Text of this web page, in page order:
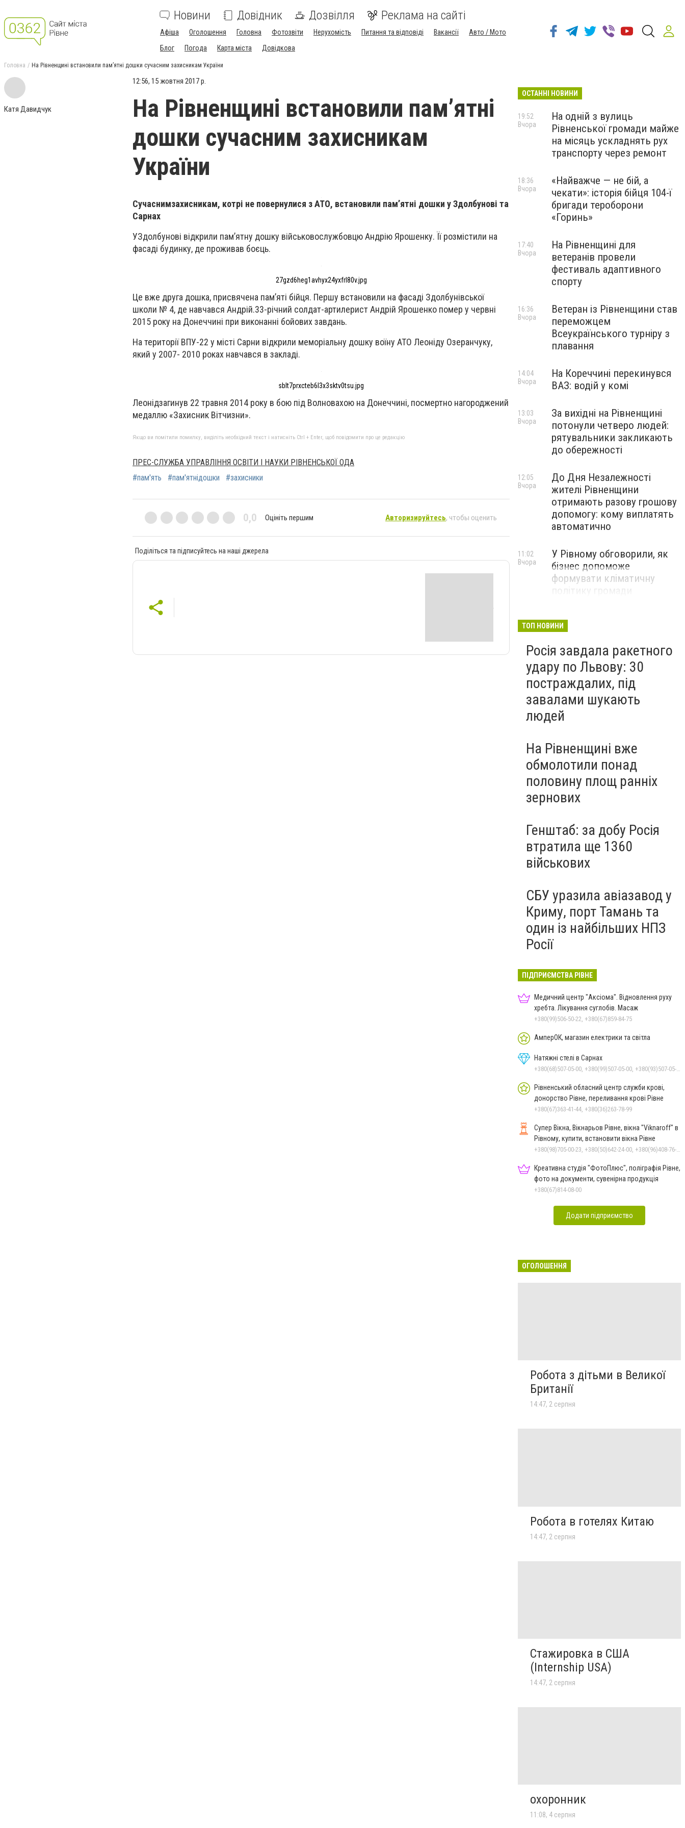
Новини Довідник Дозвілля Реклама на сайті
Афіша Оголошення Головна Фотозвіти Нерухомість Питання та відповіді Вакансії
Авто / Мото
Блог
Погода Карта міста Довідкова
Головна На Рівненщині встановили пам’ятні дошки сучасним захисникам України
Катя Давидчук
12:56, 15 жовтня 2017 р.
На Рівненщині встановили пам’ятні
дошки сучасним захисникам
України
Сучаснимзахисникам, котрі не повернулися з АТО, встановили пам’ятні дошки у Здолбунові та
Сарнах
УЗдолбунові відкрили пам’ятну дошку військовослужбовцю Андрію Ярошенку. Її розмістили на
фасаді будинку, де проживав боєць.
27gzd6heg1avhyx24yxfrl80v.jpg
Це вже друга дошка, присвячена пам’яті бійця. Першу встановили на фасаді Здолбунівської
школи № 4, де навчався Андрій.33-річний солдат-артилерист Андрій Ярошенко помер у червні
2015 року на Донеччині при виконанні бойових завдань.
На території ВПУ-22 у місті Сарни відкрили меморіальну дошку воїну АТО Леоніду Озеранчуку,
який у 2007- 2010 роках навчався в закладі.
sblt7prxcteb6l3x3sktv0tsu.jpg
Леонідзагинув 22 травня 2014 року в бою під Волновахою на Донеччині, посмертно нагороджений
медаллю «Захисник Вітчизни».
Якщо ви помітили помилку, виділіть необхідний текст і натисніть Ctrl + Enter, щоб повідомити про це редакцію
ПРЕС-СЛУЖБА УПРАВЛІННЯ ОСВІТИ І НАУКИ РІВНЕНСЬКОЇ ОДА
#пам'ять
#пам'ятнідошки #захисники
0,0 Оцініть першим Авторизируйтесь, чтобы оценить
Поділіться та підписуйтесь на наші джерела
ОСТАННІ НОВИНИ
На одній з вулиць
Рівненської громади майже
на місяць ускладнять рух
транспорту через ремонт
19:52
Вчора
«Найважче — не бій, а
чекати»: історія бійця 104-ї
бригади тероборони
«Горинь»
18:36
Вчора
На Рівненщині для
ветеранів провели
фестиваль адаптивного
спорту
17:40
Вчора
Ветеран із Рівненщини став
переможцем
Всеукраїнського турніру з
плавання
16:36
Вчора
На Кореччині перекинувся
ВАЗ: водій у комі
14:04
Вчора
За вихідні на Рівненщині
потонули четверо людей:
рятувальники закликають
до обережності
13:03
Вчора
До Дня Незалежності
жителі Рівненщини
отримають разову грошову
допомогу: кому виплатять
автоматично
12:05
Вчора
У Рівному обговорили, як
бізнес допоможе
формувати кліматичну
11:02
Вчора
ТОП НОВИНИ
Росія завдала ракетного
удару по Львову: 30
постраждалих, під
завалами шукають
людей
На Рівненщині вже
обмолотили понад
половину площ ранніх
зернових
Генштаб: за добу Росія
втратила ще 1360
військових
СБУ уразила авіазавод у
Криму, порт Тамань та
один із найбільших НПЗ
Росії
ПІДПРИЄМСТВА РІВНЕ
Медичний центр "Аксіома". Відновлення руху
хребта. Лікування суглобів. Масаж
+380(99)506-50-22, +380(67)859-84-75
АмперОК, магазин електрики та світла
Натяжні стелі в Сарнах
+380(68)507-05-00, +380(99)507-05-00, +380(93)507-05-00
Рівненський обласний центр служби крові,
донорство Рівне, переливання крові Рівне
+380(67)363-41-44, +380(36)263-78-99
Супер Вікна, Вікнарьов Рівне, вікна "Viknaroff" в
Рівному, купити, встановити вікна Рівне
+380(98)705-00-23, +380(50)642-24-00, +380(96)408-76-50, +380(36)240-00-23
Креативна студія "ФотоПлюс", поліграфія Рівне,
фото на документи, сувенірна продукція
+380(67)814-08-00
Додати підприємство
ОГОЛОШЕННЯ
Робота з дітьми в Великої
Британії
14:47, 2 серпня
Робота в готелях Китаю
14:47, 2 серпня
Стажировка в США
(Internship USA)
14:47, 2 серпня
охоронник
11:08, 4 серпня